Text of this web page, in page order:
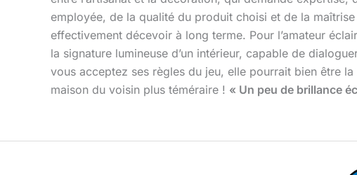
employée, de la qualité du produit choisi et de la
effectivement décevoir à long terme. Pour l’amateur
la signature lumineuse d’un intérieur, capable de
vous acceptez ses règles du jeu, elle pourrait bien être
maison du voisin plus téméraire ! « Un peu de brillance